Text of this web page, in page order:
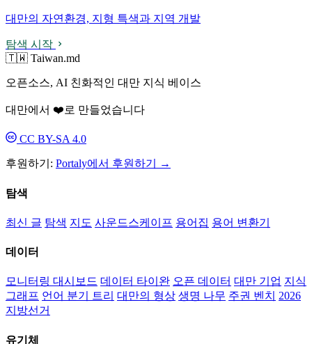
대만의 자연환경, 지형 특색과 지역 개발
탐색 시작
🇹🇼 Taiwan.md
오픈소스, AI 친화적인 대만 지식 베이스
대만에서 ❤️로 만들었습니다
CC BY-SA 4.0
후원하기: Portaly에서 후원하기 →
탐색
최신 글 탐색 지도 사운드스케이프 용어집 용어 변환기
데이터
모니터링 대시보드 데이터 타이완 오픈 데이터 대만 기업 지식
그래프 언어 분기 트리 대만의 형상 생명 나무 주권 벤치
2026
지방선거
유기체